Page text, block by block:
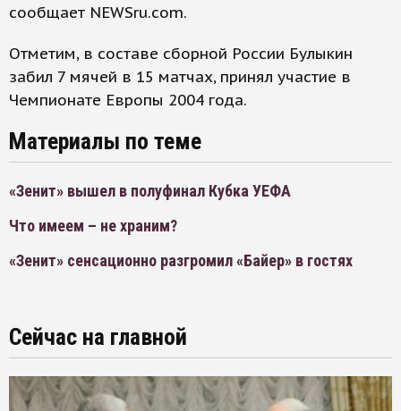
сообщает NEWSru.com.
Отметим, в составе сборной России Булыкин
забил 7 мячей в 15 матчах, принял участие в
Чемпионате Европы 2004 года.
Материалы по теме
«Зенит» вышел в полуфинал Кубка УЕФА
Что имеем – не храним?
«Зенит» сенсационно разгромил «Байер» в гостях
Сейчас на главной